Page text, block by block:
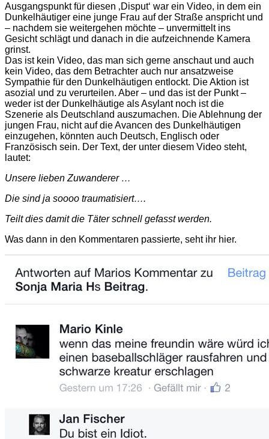
Ausgangspunkt für diesen ‚Disput‘ war ein Video, in dem ein
Dunkelhäutiger eine junge Frau auf der Straße anspricht und
– nachdem sie weitergehen möchte – unvermittelt ins
Gesicht schlägt und danach in die aufzeichnende Kamera
grinst.
Das ist kein Video, das man sich gerne anschaut und auch
kein Video, das dem Betrachter auch nur ansatzweise
Sympathie für den Dunkelhäutigen entlockt. Die Aktion ist
asozial und zu verurteilen. Aber – und das ist der Punkt –
weder ist der Dunkelhäutige als Asylant noch ist die
Szenerie als Deutschland auszumachen. Die Ablehnung der
jungen Frau, nicht auf die Avancen des Dunkelhäutigen
einzugehen, könnten auch Deutsch, Englisch oder
Französisch sein. Der Text, der unter diesem Video steht,
lautet:
Unsere lieben Zuwanderer …
Die sind ja soooo traumatisiert….
Teilt dies damit die Täter schnell gefasst werden.
Was dann in den Kommentaren passierte, seht ihr hier.